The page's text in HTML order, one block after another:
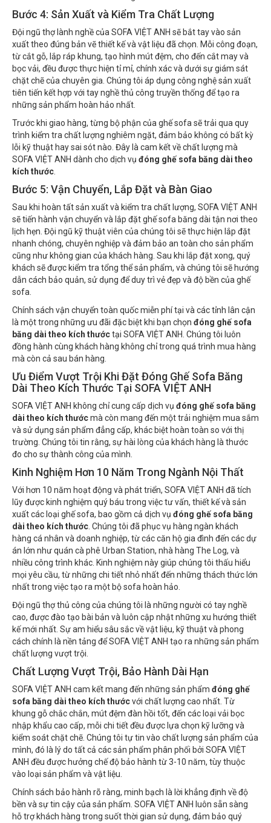
Bước 4: Sản Xuất và Kiểm Tra Chất Lượng
Đội ngũ thợ lành nghề của SOFA VIỆT ANH sẽ bắt tay vào sản
xuất theo đúng bản vẽ thiết kế và vật liệu đã chọn. Mỗi công đoạn,
từ cắt gỗ, lắp ráp khung, tạo hình mút đệm, cho đến cắt may và
bọc vải, đều được thực hiện tỉ mỉ, chính xác và dưới sự giám sát
chặt chẽ của chuyên gia. Chúng tôi áp dụng công nghệ sản xuất
tiên tiến kết hợp với tay nghề thủ công truyền thống để tạo ra
những sản phẩm hoàn hảo nhất.
Trước khi giao hàng, từng bộ phận của ghế sofa sẽ trải qua quy
trình kiểm tra chất lượng nghiêm ngặt, đảm bảo không có bất kỳ
lỗi kỹ thuật hay sai sót nào. Đây là cam kết về chất lượng mà
SOFA VIỆT ANH dành cho dịch vụ đóng ghế sofa băng dài theo
kích thước
Bước 5: Vận Chuyển, Lắp Đặt và Bàn Giao
Sau khi hoàn tất sản xuất và kiểm tra chất lượng, SOFA VIỆT ANH
sẽ tiến hành vận chuyển và lắp đặt ghế sofa băng dài tận nơi theo
lịch hẹn. Đội ngũ kỹ thuật viên của chúng tôi sẽ thực hiện lắp đặt
nhanh chóng, chuyên nghiệp và đảm bảo an toàn cho sản phẩm
cũng như không gian của khách hàng. Sau khi lắp đặt xong, quý
khách sẽ được kiểm tra tổng thể sản phẩm, và chúng tôi sẽ hướng
dẫn cách bảo quản, sử dụng để duy trì vẻ đẹp và độ bền của ghế
sofa.
Chính sách vận chuyển toàn quốc miễn phí tại và các tỉnh lân cận
là một trong những ưu đãi đặc biệt khi bạn chọn đóng ghế sofa
băng dài theo kích thướctại SOFA VIỆT ANH. Chúng tôi luôn
đồng hành cùng khách hàng không chỉ trong quá trình mua hàng
mà còn cả sau bán hàng.
Ưu Điểm Vượt Trội Khi Đặt Đóng Ghế Sofa Băng
Dài Theo Kích Thước Tại SOFA VIỆT ANH
SOFA VIỆT ANH không chỉ cung cấp dịch vụ đóng ghế sofa băng
dài theo kích thướcmà còn mang đến một trải nghiệm mua sắm
và sử dụng sản phẩm đẳng cấp, khác biệt hoàn toàn so với thị
trường. Chúng tôi tin rằng, sự hài lòng của khách hàng là thước
đo cho sự thành công của mình.
Kinh Nghiệm Hơn 10 Năm Trong Ngành Nội Thất
Với hơn 10 năm hoạt động và phát triển, SOFA VIỆT ANH đã tích
lũy được kinh nghiệm quý báu trong việc tư vấn, thiết kế và sản
xuất các loại ghế sofa, bao gồm cả dịch vụ đóng ghế sofa băng
dài theo kích thước . Chúng tôi đã phục vụ hàng ngàn khách
hàng cá nhân và doanh nghiệp, từ các căn hộ gia đình đến các dự
án lớn như quán cà phê Urban Station, nhà hàng The Log, và
nhiều công trình khác. Kinh nghiệm này giúp chúng tôi thấu hiểu
mọi yêu cầu, từ những chi tiết nhỏ nhất đến những thách thức lớn
nhất trong việc tạo ra một bộ sofa hoàn hảo.
Đội ngũ thợ thủ công của chúng tôi là những người có tay nghề
cao, được đào tạo bài bản và luôn cập nhật những xu hướng thiết
kế mới nhất. Sự am hiểu sâu sắc về vật liệu, kỹ thuật và phong
cách chính là nền tảng để SOFA VIỆT ANH tạo ra những sản phẩm
chất lượng vượt trội.
Chất Lượng Vượt Trội, Bảo Hành Dài Hạn
SOFA VIỆT ANH cam kết mang đến những sản phẩm đóng ghế
sofa băng dài theo kích thướcvới chất lượng cao nhất. Từ
khung gỗ chắc chắn, mút đệm đàn hồi tốt, đến các loại vải bọc
nhập khẩu cao cấp, mỗi chi tiết đều được lựa chọn kỹ lưỡng và
kiểm soát chặt chẽ. Chúng tôi tự tin vào chất lượng sản phẩm của
mình, đó là lý do tất cả các sản phẩm phân phối bởi SOFA VIỆT
ANH đều được hưởng chế độ bảo hành từ 3-10 năm, tùy thuộc
vào loại sản phẩm và vật liệu.
Chính sách bảo hành rõ ràng, minh bạch là lời khẳng định về độ
bền và sự tin cậy của sản phẩm. SOFA VIỆT ANH luôn sẵn sàng
hỗ trợ khách hàng trong suốt thời gian sử dụng, đảm bảo quý